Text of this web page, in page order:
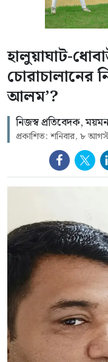
হালুয়াঘাট-
চোরাচালানের
আলম’?
নিজস্ব প্রতিবেদক,
প্রকাশিত: শনিবার, ৮